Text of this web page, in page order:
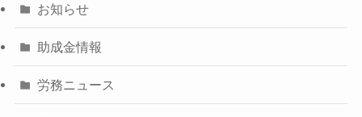
お知らせ
助成金情報
労務ニュース